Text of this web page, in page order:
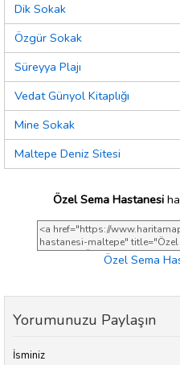
Dik Sokak
Özgür Sokak
Süreyya Plajı
Vedat Günyol Kitaplığı
Mine Sokak
Maltepe Deniz Sitesi
Özel Sema Hastanesi
Özel Sema
Yorumunuzu Paylaşın
İsminiz